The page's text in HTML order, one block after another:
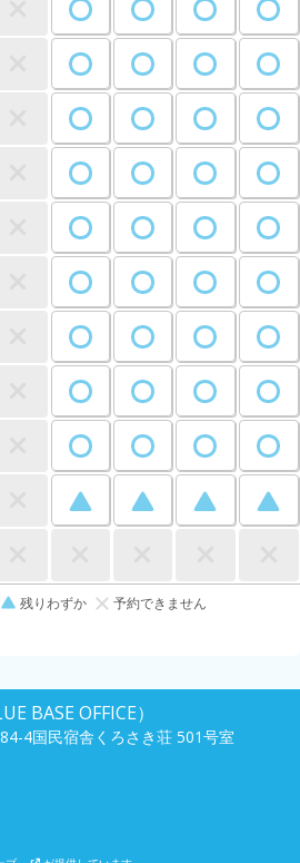
残りわずか 予約できません
BASE OFFICE）
4国民宿舎くろさき荘 501号室